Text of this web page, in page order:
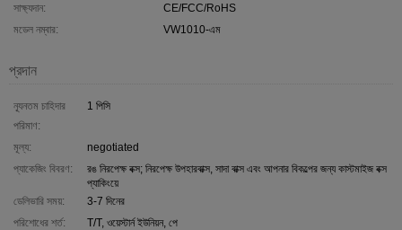
সাক্ষ্যদান:
CE/FCC/RoHS
মডেল নম্বার:
VW1010-এম
প্রদান
ন্যূনতম চাহিদার
পরিমাণ:
1 পিসি
মূল্য:
negotiated
প্যাকেজিং বিবরণ:
রঙ নিরপেক্ষ বক্স; নিরপেক্ষ উপহারবাক্স, সাদা বাক্স এবং আপনার বিকল্পের জন্য কাস্টমাইজ বক্স
প্যাকিংয়ে
ডেলিভারি সময়:
3-7 দিনের
পরিশোধের শর্ত:
T/T, ওয়েস্টার্ন ইউনিয়ন, পে